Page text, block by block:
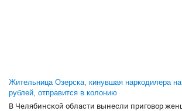
Жительница Озерска, кинувшая наркодилера
рублей, отправится в колонию
В Челябинской области вынесли приговор